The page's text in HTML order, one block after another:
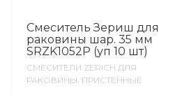
Смеситель Зериш для
раковины шар. 35 мм
SRZK1052P (уп 10 шт)
СМЕСИТЕЛИ ZERICH ДЛЯ
РАКОВИНЫ, ПРИСТЕННЫЕ